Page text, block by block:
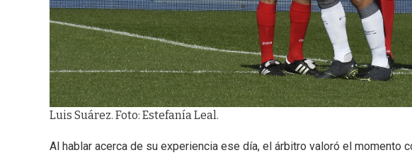
Luis Suárez. Foto: Estefanía Leal.
Al hablar acerca de su experiencia ese día, el árbitro valoró el momento